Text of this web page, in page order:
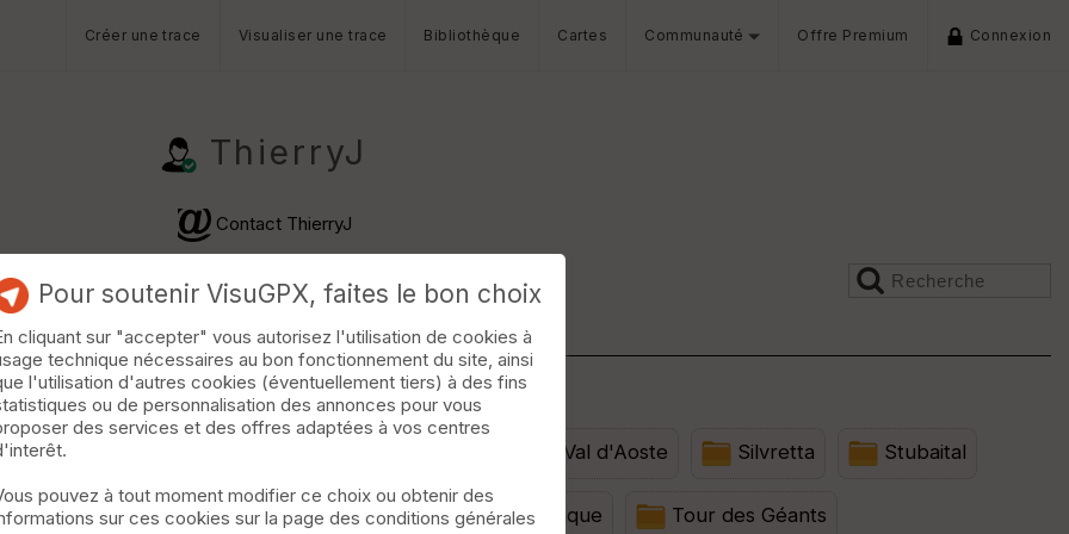
Créer une trace Visualiser une trace Bibliothèque Cartes Communauté Offre Premium Connexion
ThierryJ
Contact ThierryJ
Raid Val d'Aoste Silvretta Stubaital
TMB TMB Uparis Tour de la Belgique Tour des Géants
Pour soutenir VisuGPX, faites le bon choix
cliquant sur "accepter" vous autorisez l'utilisation de cookies à
technique nécessaires au bon fonctionnement du site, ainsi
l'utilisation d'autres cookies (éventuellement tiers) à des fins
ou de personnalisation des annonces pour vous
des services et des offres adaptées à vos centres
pouvez à tout moment modifier ce choix ou obtenir des
sur ces cookies sur la page des conditions générales